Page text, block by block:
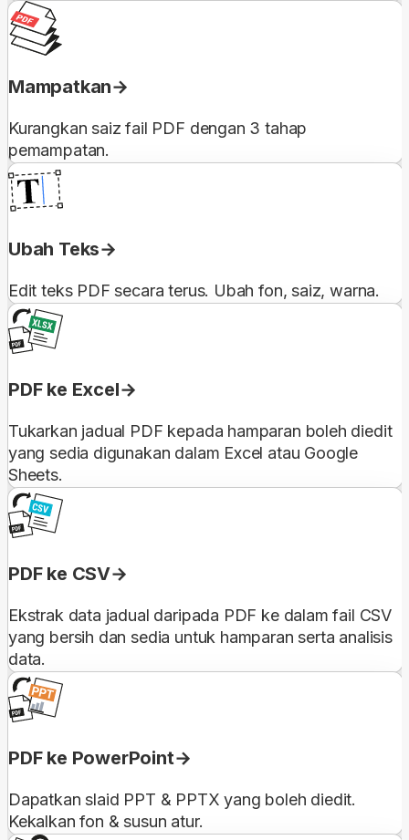
Mampatkan
Kurangkan saiz fail PDF dengan 3 tahap
pemampatan.
Ubah Teks
Edit teks PDF secara terus. Ubah fon, saiz, warna.
PDF ke Excel
Tukarkan jadual PDF kepada hamparan boleh diedit
yang sedia digunakan dalam Excel atau Google
Sheets.
PDF ke CSV
Ekstrak data jadual daripada PDF ke dalam fail CSV
yang bersih dan sedia untuk hamparan serta analisis
data.
PDF ke PowerPoint
Dapatkan slaid PPT & PPTX yang boleh diedit.
Kekalkan fon & susun atur.